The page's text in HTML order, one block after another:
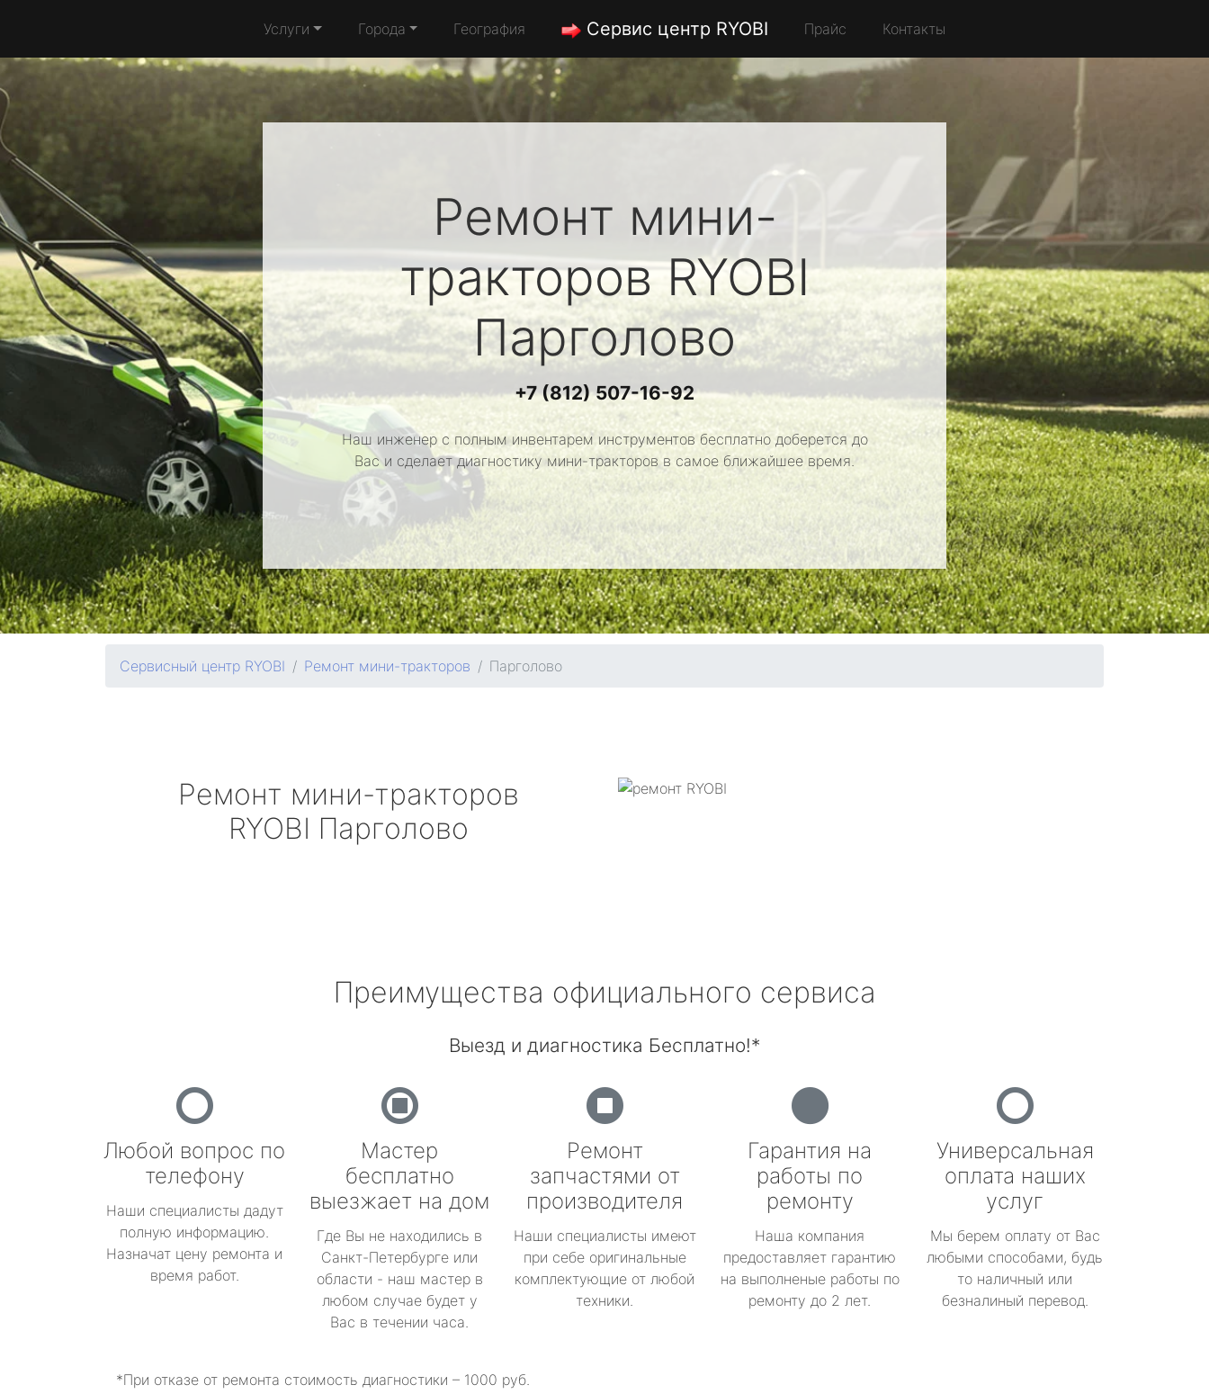
Услуги Города География Сервис центр RYOBI Прайс Контакты
Ремонт мини-
тракторовRYOBI
Парголово
+7 (812) 507-16-92
Наш инженер с полным инвентарем инструментов бесплатно доберется до
Вас и сделает диагностику мини-тракторов в самое ближайшее время.
Сервисный центр RYOBI Ремонт мини-тракторов Парголово
Ремонт мини-тракторов
RYOBI Парголово
Преимущества официального сервиса
Выезд и диагностика Бесплатно!*
Любой вопрос по
телефону
Наши специалисты дадут
полную информацию.
Назначат цену ремонта и
время работ.
Мастер
бесплатно
выезжает на дом
Где Вы не находились в
Санкт-Петербурге или
области - наш мастер в
любом случае будет у
Вас в течении часа.
Ремонт
запчастями от
производителя
Наши специалисты имеют
при себе оригинальные
комплектующие от любой
техники.
Гарантия на
работы по
ремонту
Наша компания
предоставляет гарантию
на выполненые работы по
ремонту до 2 лет.
Универсальная
оплата наших
услуг
Мы берем оплату от Вас
любыми способами, будь
то наличный или
безналиный перевод.
*При отказе от ремонта стоимость диагностики – 1000 руб.